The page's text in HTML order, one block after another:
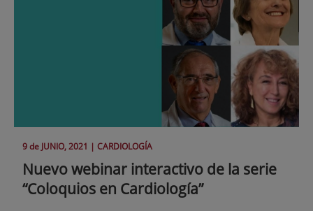
9 de JUNIO, 2021 | CARDIOLOGÍA
Nuevo webinar interactivo de la serie
“Coloquios en Cardiología”